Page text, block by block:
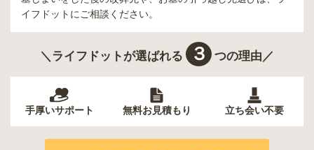
イフドットにご相談ください。
＼ライフドットが選ばれる ３ つの理由／
手厚いサポート 無料お見積もり 立ち会い不要